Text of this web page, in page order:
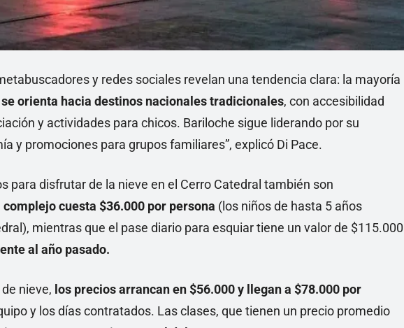
y redes sociales revelan una tendencia clara: la mayoría
orienta hacia destinos nacionales tradicionales, con accesibilidad
y actividades para chicos. Bariloche sigue liderando por su
y promociones para grupos familiares”, explicó Di Pace.
para disfrutar de la nieve en el Cerro Catedral también son
cuesta $36.000 por persona (los niños de hasta 5 años
mientras que el pase diario para esquiar tiene un valor de $115.000
al año pasado.
nieve, los precios arrancan en $56.000 y llegan a $78.000 por
y los días contratados. Las clases, que tienen un precio promedio